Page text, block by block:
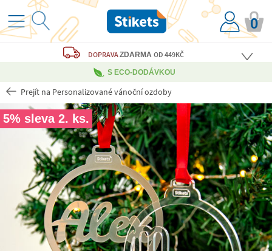
0
DOPRAVAZDARMAOD 449KČ
S ECO-DODÁVKOU
Prejít na Personalizované vánoční ozdoby
5% sleva 2. ks.